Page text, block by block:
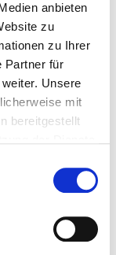
anbieten
zu
zu Ihrer
Partner für
Unsere
mit
bereitgestellt
durch den
er Becken
lässt, sie
und durch
Wirkung
das die
Eberhard Abele